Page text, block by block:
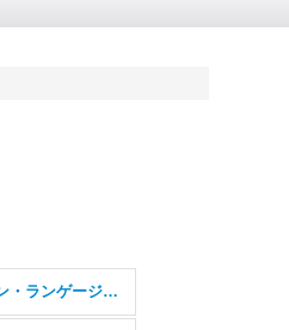
マクミラン・ランゲージハウス